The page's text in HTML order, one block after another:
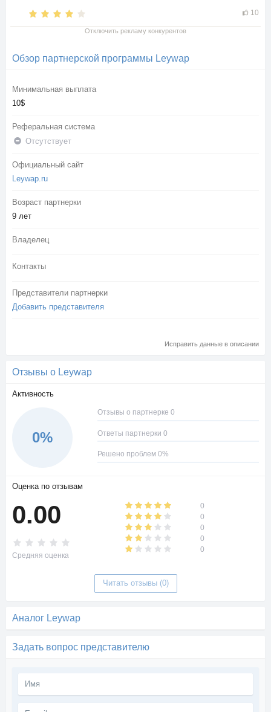
10
Отключить рекламу конкурентов
Обзор партнерской программы Leywap
Минимальная выплата
10$
Реферальная система
Отсутствует
Официальный сайт
Leywap.ru
Возраст партнерки
9 лет
Владелец
Контакты
Представители партнерки
Добавить представителя
Исправить данные в описании
Отзывы о Leywap
Активность
0%
Отзывы о партнерке 0
Ответы партнерки 0
Решено проблем 0%
Оценка по отзывам
0.00
Средняя оценка
0
0
0
0
0
Читать отзывы (0)
Аналог Leywap
Задать вопрос представителю